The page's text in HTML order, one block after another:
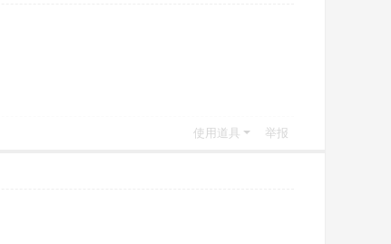
使用道具 举报